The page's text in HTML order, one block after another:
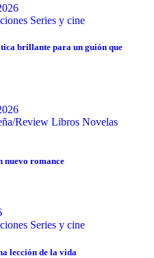
Series y cine
brillante para un guión que
Review Libros Novelas
nuevo romance
Series y cine
lección de la vida